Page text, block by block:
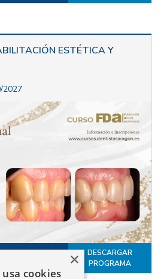
ESTÉTICA Y
2027
DESCARGAR
PROGRAMA
cookies
×